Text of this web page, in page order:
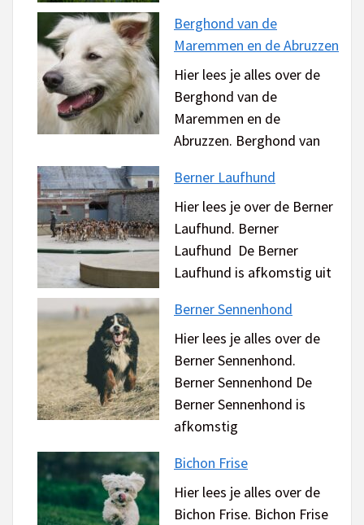
Berghond van de
Maremmen en de Abruzzen
Hier lees je alles over de
Berghond van de
Maremmen en de
Abruzzen. Berghond van
Berner Laufhund
Hier lees je over de Berner
Laufhund. Berner
Laufhund De Berner
Laufhund is afkomstig uit
Berner Sennenhond
Hier lees je alles over de
Berner Sennenhond.
Berner Sennenhond De
Berner Sennenhond is
afkomstig
Bichon Frise
Hier lees je alles over de
Bichon Frise. Bichon Frise